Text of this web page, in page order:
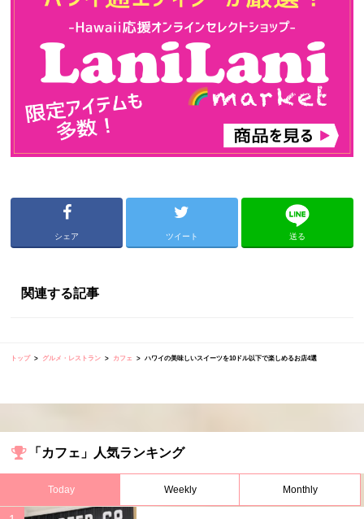
シェア ツイート 送る
関連する記事
トップ グルメ・レストラン カフェ ハワイの美味しいスイーツを10ドル以下で楽しめるお店4選
「カフェ」人気ランキング
Today Weekly Monthly